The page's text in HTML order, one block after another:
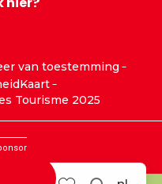
van toestemming
Kaart
Tourisme 2025